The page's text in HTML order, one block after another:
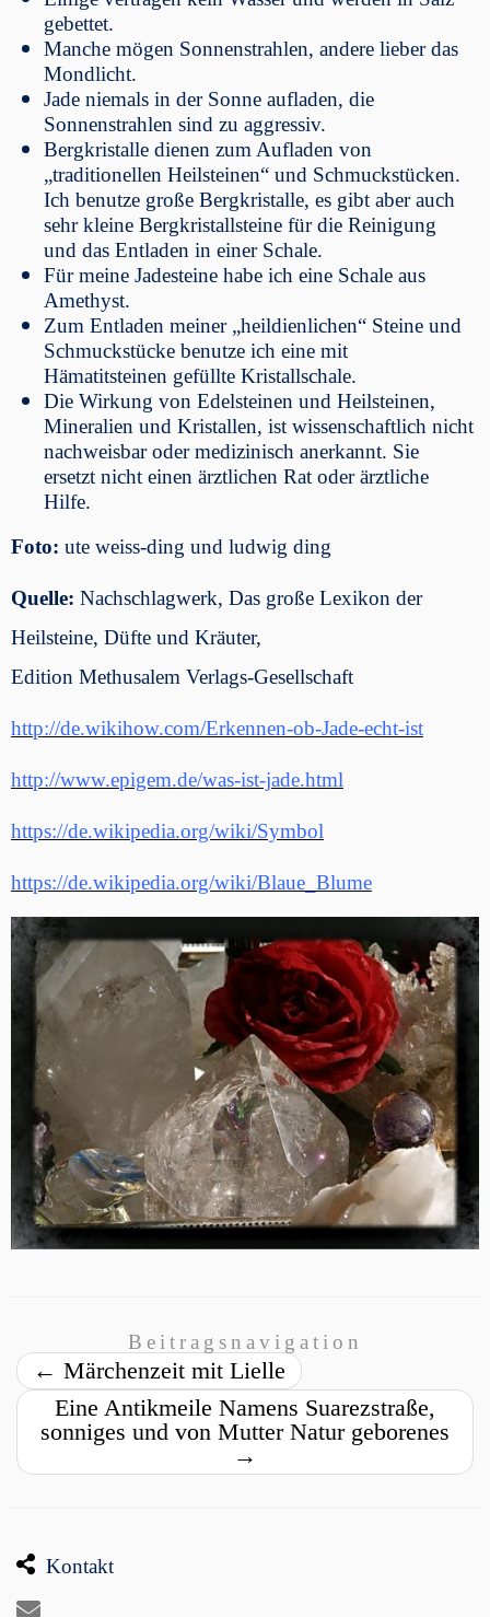
gebettet.
Manche mögen Sonnenstrahlen, andere lieber das
Mondlicht.
Jade niemals in der Sonne aufladen, die
Sonnenstrahlen sind zu aggressiv.
Bergkristalle dienen zum Aufladen von
„traditionellen Heilsteinen“ und Schmuckstücken.
Ich benutze große Bergkristalle, es gibt aber auch
sehr kleine Bergkristallsteine für die Reinigung
und das Entladen in einer Schale.
Für meine Jadesteine habe ich eine Schale aus
Amethyst.
Zum Entladen meiner „heildienlichen“ Steine und
Schmuckstücke benutze ich eine mit
Hämatitsteinen gefüllte Kristallschale.
Die Wirkung von Edelsteinen und Heilsteinen,
Mineralien und Kristallen, ist wissenschaftlich nicht
nachweisbar oder medizinisch anerkannt. Sie
ersetzt nicht einen ärztlichen Rat oder ärztliche
Hilfe.
Foto: ute weiss-ding und ludwig ding
Quelle: Nachschlagwerk, Das große Lexikon der
Heilsteine, Düfte und Kräuter,
Edition Methusalem Verlags-Gesellschaft
http://de.wikihow.com/Erkennen-ob-Jade-echt-ist
http://www.epigem.de/was-ist-jade.html
https://de.wikipedia.org/wiki/Symbol
https://de.wikipedia.org/wiki/Blaue_Blume
Beitragsnavigation
← Märchenzeit mit Lielle
Eine Antikmeile Namens Suarezstraße,
sonniges und von Mutter Natur geborenes
→
Kontakt